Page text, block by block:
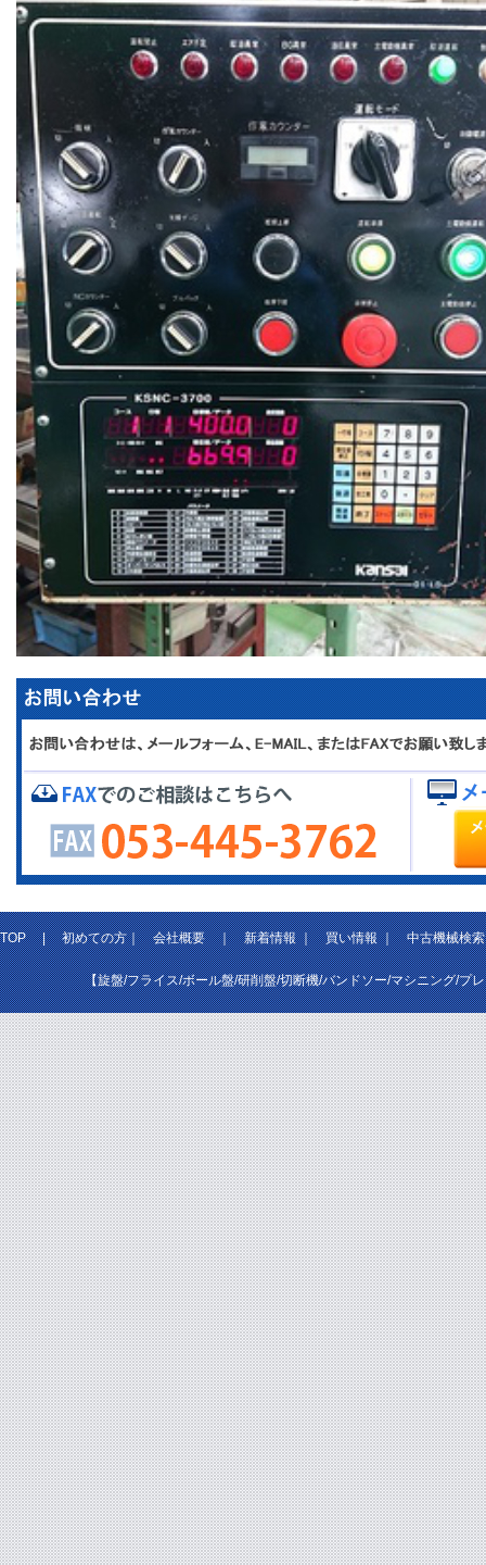
TOP|初めての方｜会社概要｜新着情報｜買い情報｜中古機械検索
【旋盤/フライス/ボール盤/研削盤/切断機/バンドソー/マシニング/プ